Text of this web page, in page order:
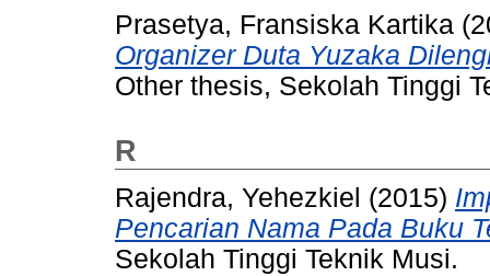
Prasetya, Fransiska Kartika
Organizer Duta Yuzaka
Other thesis, Sekolah Tinggi
R
Rajendra, Yehezkiel (2015)
Pencarian Nama Pada Buku
Sekolah Tinggi Teknik Musi.